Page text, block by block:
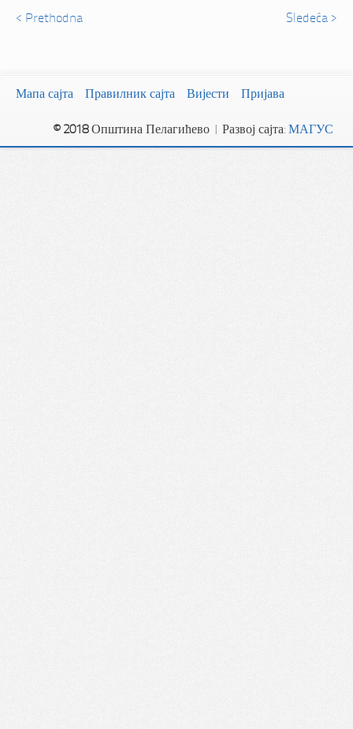
< Prethodna Sledeća >
Мапа сајта Правилник сајта Вијести Пријава
© 2018Општина Пелагићево | Развој сајта: МАГУС